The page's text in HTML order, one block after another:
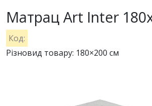
Матрац Art Inter
Код:
Різновид товару: 180×200 см